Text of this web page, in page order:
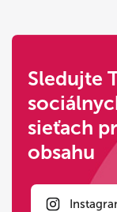
Sledujte
sieťach
obsahu